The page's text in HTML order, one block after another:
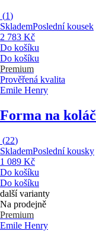
(1)
SklademPoslední kousek
2 783 Kč
Do košíku
Do košíku
Premium
Prověřená kvalita
Emile Henry
Forma na koláč
(22)
SklademPoslední kousky
1 089 Kč
Do košíku
Do košíku
další varianty
Na prodejně
Premium
Emile Henry